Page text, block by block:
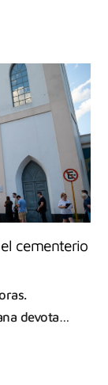
cementerio
devota…